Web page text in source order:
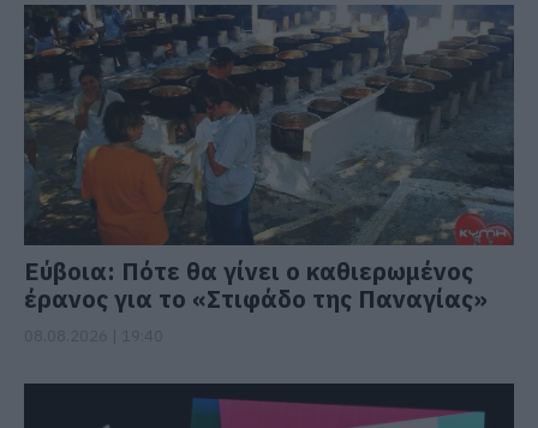
Εύβοια: Πότε θα γίνει ο καθιερωμένος
έρανος για το «Στιφάδο της Παναγίας»